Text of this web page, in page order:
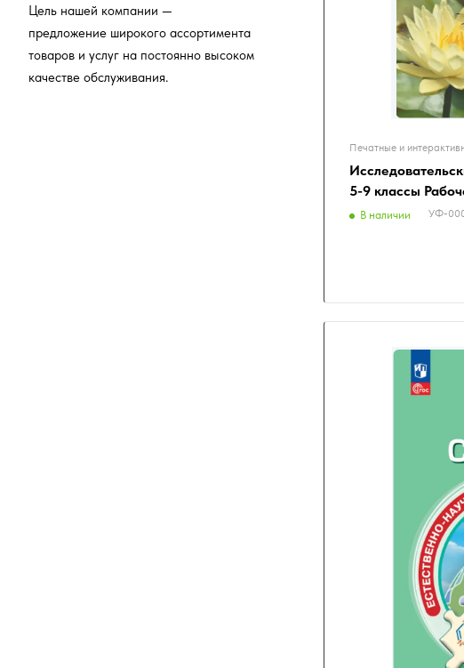
Печатные и
5-9 классы
В наличии УФ-
Цель нашей компании —
предложение широкого ассортимента
товаров и услуг на постоянно высоком
качестве обслуживания.